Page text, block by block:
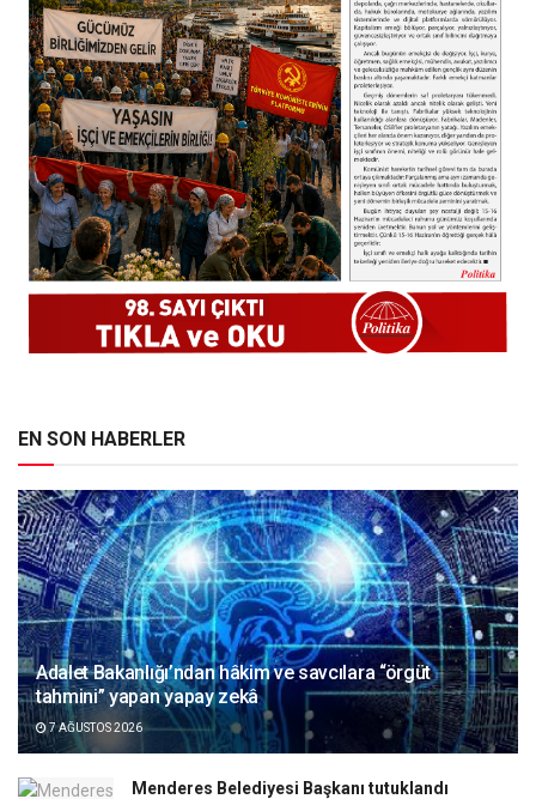
EN SON HABERLER
Adalet Bakanlığı’ndan hâkim ve savcılara “örgüt
tahmini” yapan yapay zekâ
7 AĞUSTOS 2026
Menderes Belediyesi Başkanı tutuklandı